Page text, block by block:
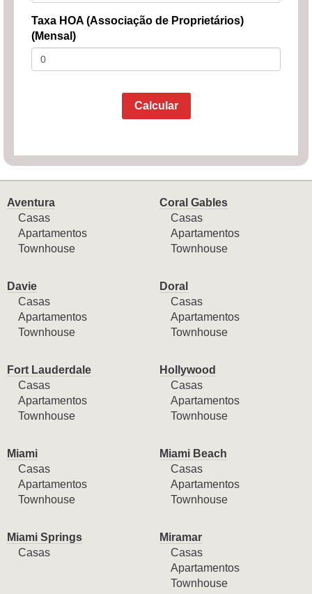
Taxa HOA (Associação de Proprietários)
(Mensal)
Calcular
Aventura
Casas
Apartamentos
Townhouse
Coral Gables
Casas
Apartamentos
Townhouse
Davie
Casas
Apartamentos
Townhouse
Doral
Casas
Apartamentos
Townhouse
Fort Lauderdale
Casas
Apartamentos
Townhouse
Hollywood
Casas
Apartamentos
Townhouse
Miami
Casas
Apartamentos
Townhouse
Miami Beach
Casas
Apartamentos
Townhouse
Miami Springs
Casas
Miramar
Casas
Apartamentos
Townhouse